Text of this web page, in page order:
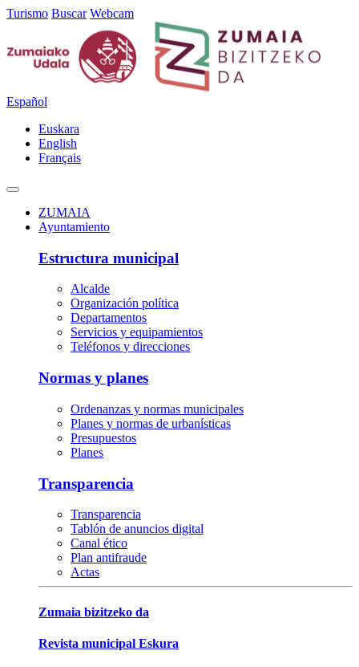
Turismo Buscar Webcam
Español
Euskara
English
Français
ZUMAIA
Ayuntamiento
Estructura municipal
Alcalde
Organización política
Departamentos
Servicios y equipamientos
Teléfonos y direcciones
Normas y planes
Ordenanzas y normas municipales
Planes y normas de urbanísticas
Presupuestos
Planes
Transparencia
Transparencia
Tablón de anuncios digital
Canal ético
Plan antifraude
Actas
Zumaia bizitzeko da
Revista municipal Eskura